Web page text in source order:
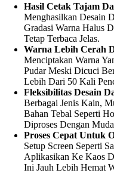
Hasil Cetak Tajam
Menghasilkan Desain
Gradasi Warna Halus
Tetap Terbaca Jelas.
Warna Lebih Cerah
Menciptakan Warna
Pudar Meski Dicuci
Lebih Dari 50 Kali
Fleksibilitas Desain
Berbagai Jenis Kain,
Bahan Tebal Seperti
Diproses Dengan
Proses Cepat Untuk
Setup Screen Seperti
Aplikasikan Ke Kaos
Ini Jauh Lebih Hemat